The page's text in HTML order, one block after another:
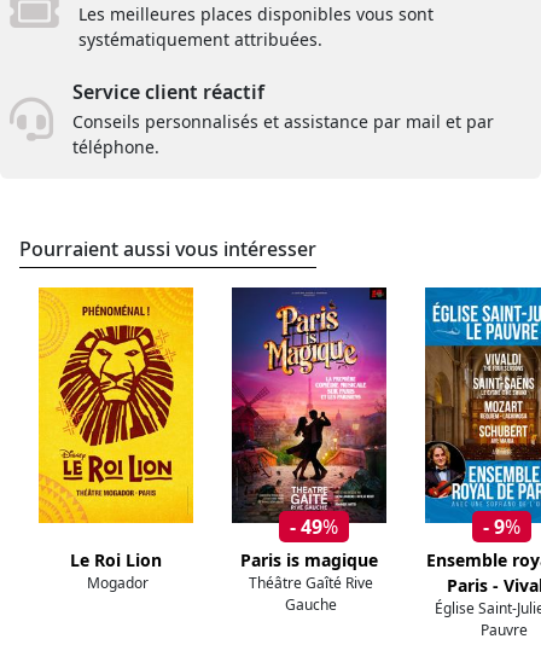
Les meilleures places disponibles vous sont
systématiquement attribuées.
Service client réactif
Conseils personnalisés et assistance par mail et par
téléphone.
Pourraient aussi vous intéresser
Le Roi Lion
Mogador
- 49%
Paris is magique
Théâtre Gaîté Rive
Gauche
- 9%
Ensemble
Paris -
Église Saint-
Pauvre